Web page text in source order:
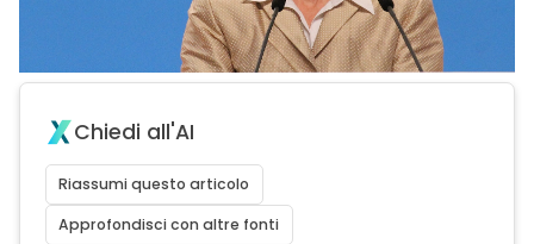
Chiedi all'AI
Riassumi questo articolo
Approfondisci con altre fonti